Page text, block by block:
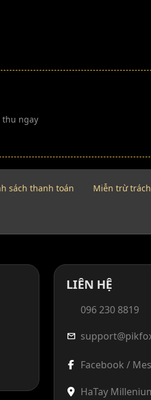
thu ngay
sách thanh toán Miễn trừ
LIÊN HỆ
096 230 8819
mail
Facebook /
HaTay